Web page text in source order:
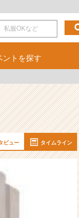
ント を探す
ビュー タイムライン